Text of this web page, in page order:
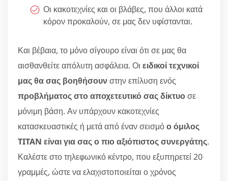
Οι κακοτεχνίες και οι βλάβες, που άλλοι κατά
κόρον προκαλούν, σε μας δεν υφίστανται.
Και βέβαια, το μόνο σίγουρο είναι ότι σε μας θα
αισθανθείτε απόλυτη ασφάλεια. Οι ειδικοί τεχνικοί
μας θα σας βοηθήσουνστην επίλυση ενός
προβλήματος στο αποχετευτικό σας δίκτυοσε
μόνιμη βάση. Αν υπάρχουν κακοτεχνίες
κατασκευαστικές ή μετά από έναν σεισμόο όμιλος
TITAN είναι για σας ο πιο αξιόπιστος συνεργάτης.
Καλέστε στο τηλεφωνικό κέντρο, που εξυπηρετεί 20
γραμμές, ώστε να ελαχιστοποιείται ο χρόνος